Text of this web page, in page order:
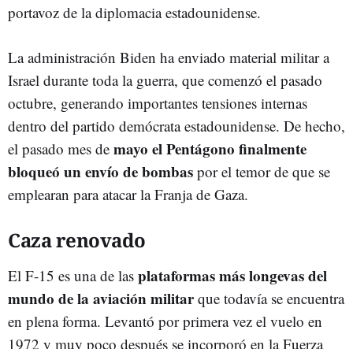
portavoz de la diplomacia estadounidense.
La administración Biden ha enviado material militar a
Israel durante toda la guerra, que comenzó el pasado
octubre, generando importantes tensiones internas
dentro del partido demócrata estadounidense. De hecho,
el pasado mes de mayo el Pentágono finalmente
bloqueó un envío de bombas por el temor de que se
emplearan para atacar la Franja de Gaza.
Caza renovado
El F-15 es una de las plataformas más longevas del
mundo de la aviación militarque todavía se encuentra
en plena forma. Levantó por primera vez el vuelo en
1972 y muy poco después se incorporó en la Fuerza